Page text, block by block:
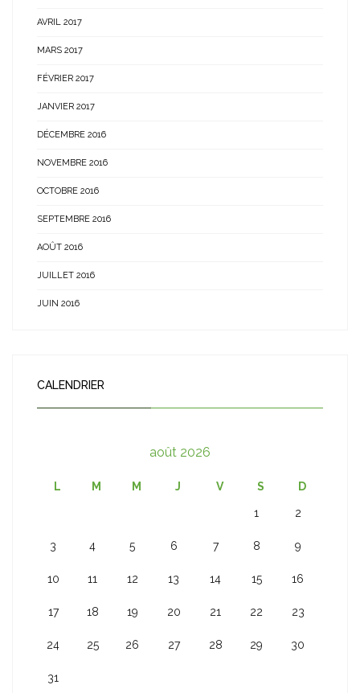
AVRIL 2017
MARS 2017
FÉVRIER 2017
JANVIER 2017
DÉCEMBRE 2016
NOVEMBRE 2016
OCTOBRE 2016
SEPTEMBRE 2016
AOÛT 2016
JUILLET 2016
JUIN 2016
CALENDRIER
août 2026
L M M J V S D
1 2
3 4 5 6 7 8 9
10 11 12 13 14 15 16
17 18 19 20 21 22 23
24 25 26 27 28 29 30
31